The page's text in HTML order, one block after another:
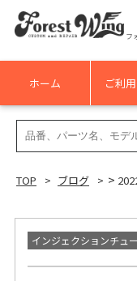
フ
ホーム ご利
検
索
果:
TOP ブログ >
インジェクションチュ